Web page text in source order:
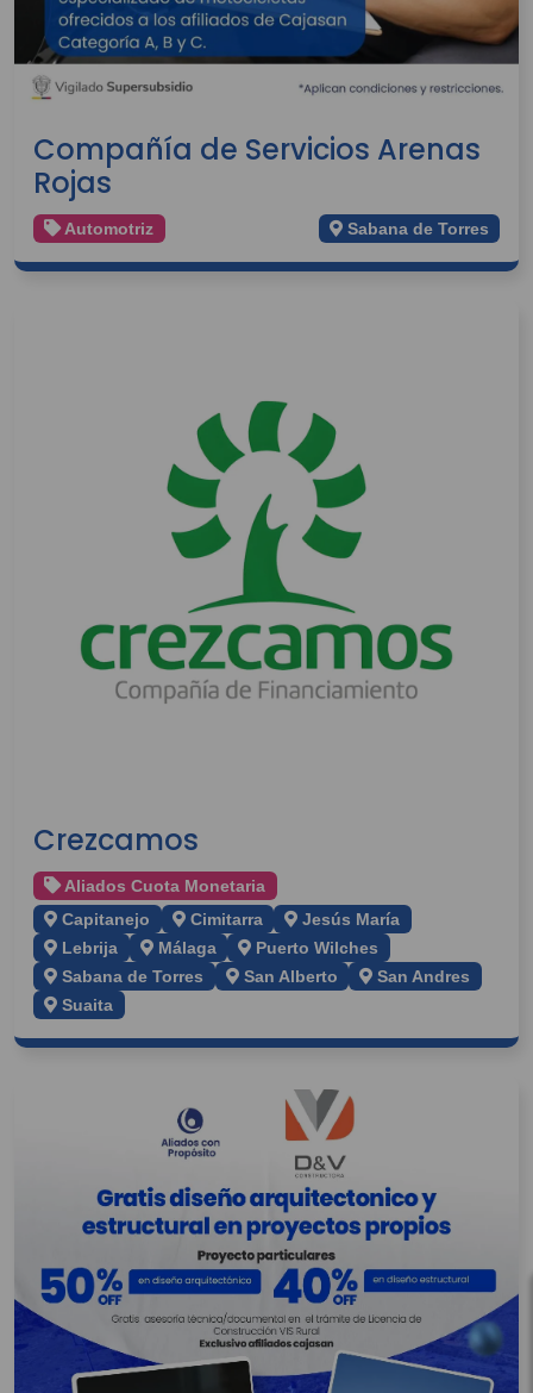
Compañía de Servicios Arenas
Rojas
Automotriz Sabana de Torres
Crezcamos
Aliados Cuota Monetaria
Capitanejo
Cimitarra
Jesús María
Lebrija
Málaga
Puerto Wilches
Sabana de Torres
San Alberto
San Andres
Suaita